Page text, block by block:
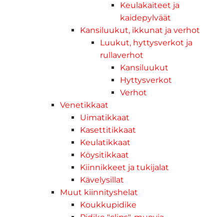
Keulakaiteet ja
kaidepylväät
Kansiluukut, ikkunat ja verhot
Luukut, hyttysverkot ja
rullaverhot
Kansiluukut
Hyttysverkot
Verhot
Venetikkaat
Uimatikkaat
Kasettitikkaat
Keulatikkaat
Köysitikkaat
Kiinnikkeet ja tukijalat
Kävelysillat
Muut kiinnityshelat
Koukkupidike